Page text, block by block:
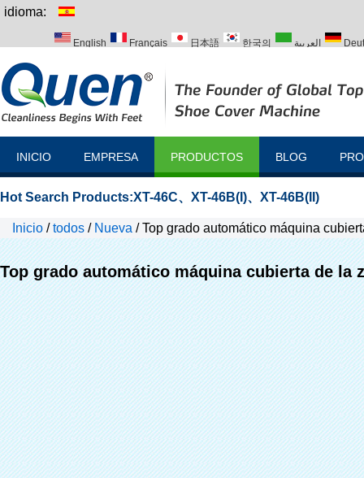
idioma:
English Français 日本語 한국의 العربية
INICIO EMPRESA PRODUCTOS BLOG
Hot Search Products:XT-46C、 XT-46B(I)、 XT-46B(II)
Inicio /todos / Nueva /Top grado automático máquina
Top grado automático máquina cubierta de la